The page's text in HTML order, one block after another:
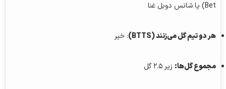
Bet) یا شانس دوبل غنا
هر دو تیم گل می‌زنند (BTTS) : خیر
مجموع گل‌ها: زیر ۲.۵ گل